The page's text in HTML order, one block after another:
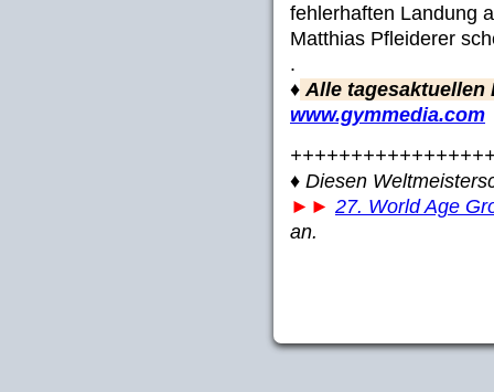
fehlerhaften Landung
Matthias Pfleiderer
.
♦ Alle tagesaktuellen
www.gymmedia.com
♦ Diesen
►► 27. World Age
an.